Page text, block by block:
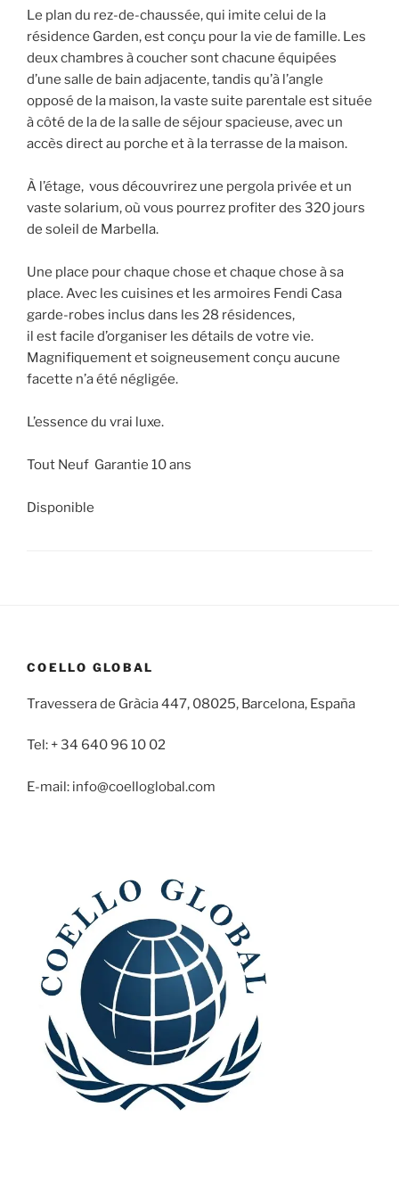
Le plan du rez-de-chaussée, qui imite celui de la
résidence Garden, est conçu pour la vie de famille. Les
deux chambres à coucher sont chacune équipées
d’une salle de bain adjacente, tandis qu’à l’angle
opposé de la maison, la vaste suite parentale est située
à côté de la de la salle de séjour spacieuse, avec un
accès direct au porche et à la terrasse de la maison.
À l’étage, vous découvrirez une pergola privée et un
vaste solarium, où vous pourrez profiter des 320 jours
de soleil de Marbella.
Une place pour chaque chose et chaque chose à sa
place. Avec les cuisines et les armoires Fendi Casa
garde-robes inclus dans les 28 résidences,
il est facile d’organiser les détails de votre vie.
Magnifiquement et soigneusement conçu aucune
facette n’a été négligée.
L’essence du vrai luxe.
Tout Neuf Garantie 10 ans
Disponible
COELLO GLOBAL
Travessera de Gràcia 447, 08025, Barcelona, España
Tel: + 34 640 96 10 02
E-mail: info@coelloglobal.com